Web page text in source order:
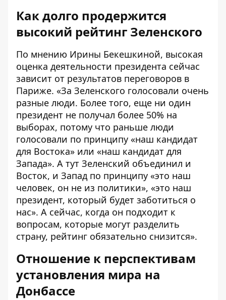
Как долго продержится
высокий рейтинг Зеленского
По мнению Ирины Бекешкиной, высокая
оценка деятельности президента сейчас
зависит от результатов переговоров в
Париже. «За Зеленского голосовали очень
разные люди. Более того, еще ни один
президент не получал более 50% на
выборах, потому что раньше люди
голосовали по принципу «наш кандидат
для Востока» или «наш кандидат для
Запада». А тут Зеленский объединил и
Восток, и Запад по принципу «это наш
человек, он не из политики», «это наш
президент, который будет заботиться о
нас». А сейчас, когда он подходит к
вопросам, которые могут разделить
страну, рейтинг обязательно снизится».
Отношение к перспективам
установления мира на
Донбассе